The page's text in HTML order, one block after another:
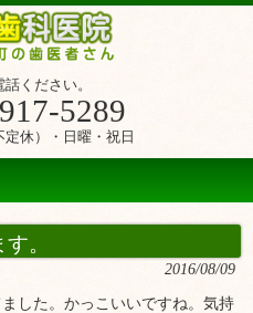
ください。
5289
定休）・日曜・祝日
。
2016/08/09
した。かっこいいですね。気持